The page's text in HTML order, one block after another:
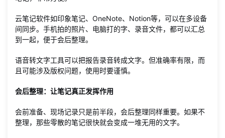
云笔记软件如印象笔记、OneNote、Notion等，可以在多设备
间同步。手机拍的照片、电脑打的字、录音文件，都可以汇总
到一起，便于会后整理。
语音转文字工具可以把报告录音转成文字。但准确率有限，而
且可能涉及版权问题，使用时要谨慎。
会后整理：让笔记真正发挥作用
会前准备、现场记录只是前半段，会后整理同样重要。如果不
整理，那些零散的笔记很快就会变成一堆无用的文字。